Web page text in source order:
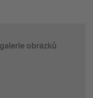
obrázků